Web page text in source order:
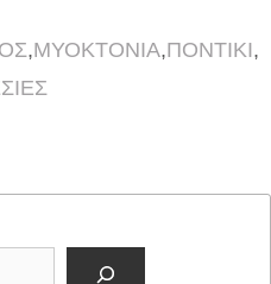
,ΜΥΟΚΤΟΝΙΑ,ΠΟΝΤΙΚΙ,